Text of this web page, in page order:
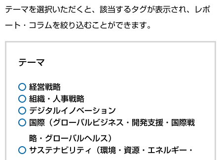
テーマを選択いただくと、該当するタグが表示され、レポ
ート・コラムを絞り込むことができます。
テーマ
経営戦略
組織・人事戦略
デジタルイノベーション
国際（グローバルビジネス・開発支援・国際戦
略・グローバルヘルス）
サステナビリティ（環境・資源・エネルギー・